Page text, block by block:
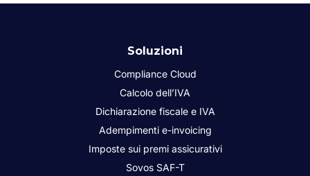
Soluzioni
Compliance Cloud
Calcolo dell’IVA
Dichiarazione fiscale e IVA
Adempimenti e-invoicing
Imposte sui premi assicurativi
Sovos SAF-T